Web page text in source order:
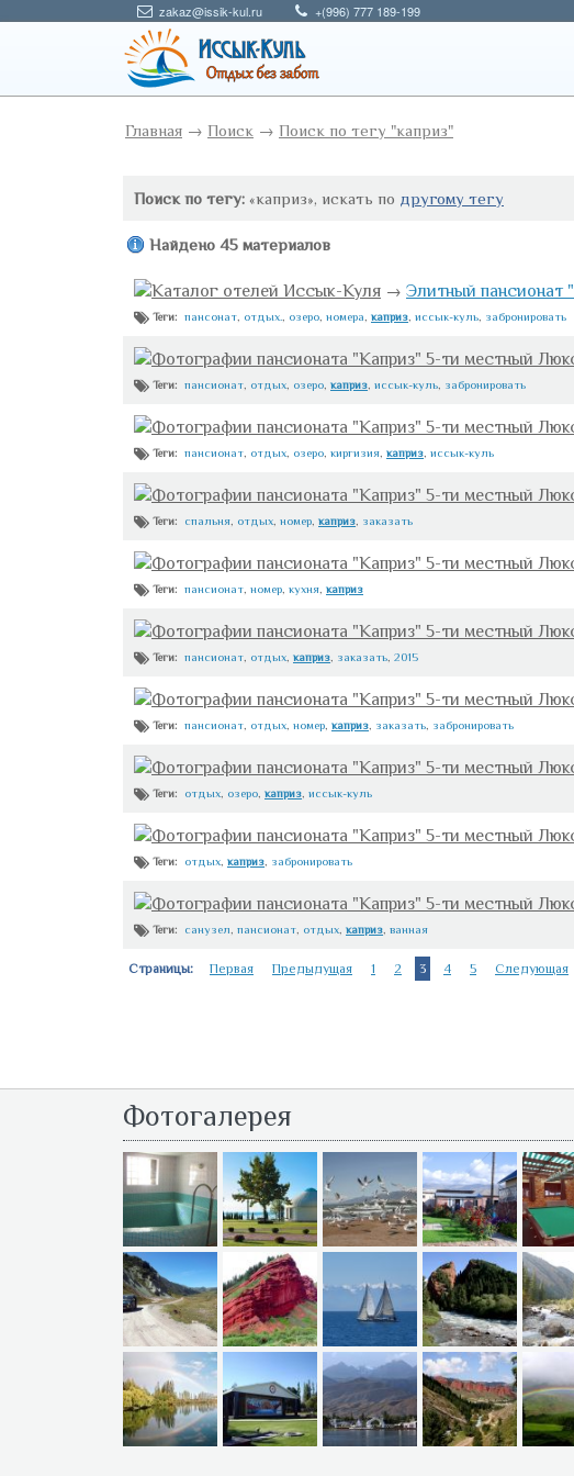
zakaz@issik-kul.ru +(996) 777 189-199
Главная → Поиск → Поиск по тегу "каприз"
Поиск по тегу: «каприз», искать по другому тегу
Найдено 45 материалов
Каталог отелей Иссык-Куля → Элитный пансионат
Теги: пансонат отдых. озеро номера каприз иссык-куль забронировать
Фотографии пансионата "Каприз" 5-ти местный
Теги: пансионат отдых озеро каприз иссык-куль забронировать
Фотографии пансионата "Каприз" 5-ти местный
Теги: пансионат отдых озеро киргизия каприз иссык-куль
Фотографии пансионата "Каприз" 5-ти местный
Теги: спальня отдых номер каприз заказать
Фотографии пансионата "Каприз" 5-ти местный
Теги: пансионат номер кухня каприз
Фотографии пансионата "Каприз" 5-ти местный
Теги: пансионат отдых каприз заказать 2015
Фотографии пансионата "Каприз" 5-ти местный
Теги: пансионат отдых номер каприз заказать забронировать
Фотографии пансионата "Каприз" 5-ти местный
Теги: отдых озеро каприз иссык-куль
Фотографии пансионата "Каприз" 5-ти местный
Теги: отдых каприз забронировать
Фотографии пансионата "Каприз" 5-ти местный
Теги: санузел пансионат отдых каприз ванная
Страницы: Первая Предыдущая 1 2 3 4 5 Следующая
Фотогалерея